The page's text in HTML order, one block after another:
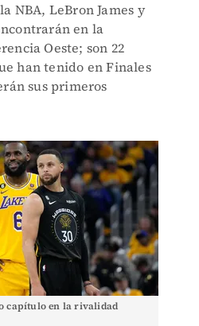
NBA, LeBron James y
en la
Oeste; son 22
han tenido en Finales
sus primeros
capítulo en la rivalidad